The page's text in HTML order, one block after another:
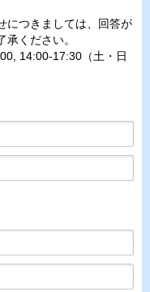
につきましては、回答が
ください。
14:00-17:30（土・日